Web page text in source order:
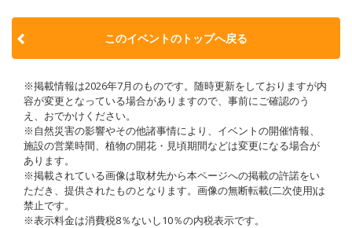
このイベントのトップへ戻る
※掲載情報は2026年7月のものです。随時更新をしておりますが内
容が変更となっている場合がありますので、事前にご確認のう
え、おでかけください。
※自然災害の影響やその他諸事情により、イベントの開催情報、
施設の営業時間、植物の開花・見頃期間などは変更になる場合が
あります。
※掲載されている画像は取材先から本ページへの掲載の許諾をい
ただき、提供されたものとなります。画像の無断転載(二次使用)は
禁止です。
※表示料金は消費税8％ないし10％の内税表示です。